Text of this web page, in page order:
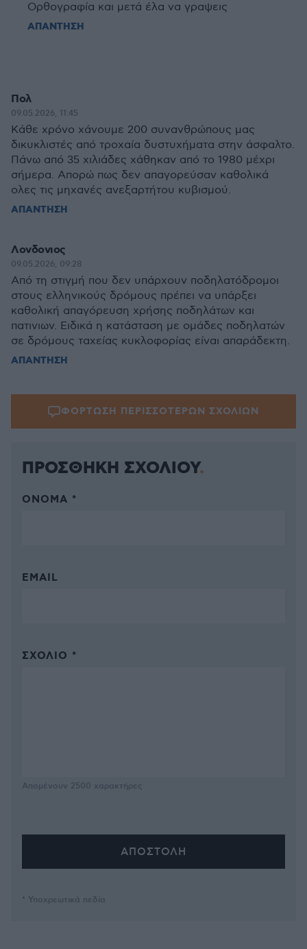
Ορθογραφία και μετά έλα να γραψεις
ΑΠΑΝΤΗΣΗ
Πολ
09.05.2026, 11:45
Κάθε χρόνο χάνουμε 200 συνανθρώπους μας
δικυκλιστές από τροχαία δυστυχήματα στην άσφαλτο.
Πάνω από 35 χιλιάδες χάθηκαν από το 1980 μέχρι
σήμερα. Απορώ πως δεν απαγορεύσαν καθολικά
ολες τις μηχανές ανεξαρτήτου κυβισμού.
ΑΠΑΝΤΗΣΗ
Λονδονιος
09.05.2026, 09:28
Από τη στιγμή που δεν υπάρχουν ποδηλατόδρομοι
στους ελληνικούς δρόμους πρέπει να υπάρξει
καθολική απαγόρευση χρήσης ποδηλάτων και
πατινιων. Ειδικά η κατάσταση με ομάδες ποδηλατών
σε δρόμους ταχείας κυκλοφορίας είναι απαράδεκτη.
ΑΠΑΝΤΗΣΗ
ΦΟΡΤΩΣΗ ΠΕΡΙΣΣΟΤΕΡΩΝ ΣΧΟΛΙΩΝ
ΠΡΟΣΘΗΚΗ ΣΧΟΛΙΟΥ
ΌΝΟΜΑ *
EMAIL
ΣΧΌΛΙΟ *
Απομένουν 2500 χαρακτήρες
* Υποχρεωτικά πεδία